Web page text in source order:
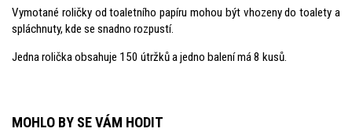
Vymotané roličky od toaletního papíru mohou být vhozeny do toalety a
spláchnuty, kde se snadno rozpustí.
Jedna rolička obsahuje 150 útržků a jedno balení má 8 kusů.
MOHLO BY SE VÁM HODIT